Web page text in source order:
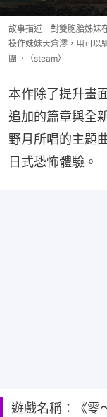
故事描述一對雙胞胎姊妹
操作妹妹天倉澪，用可以
團。（steam）
本作除了提升畫
追加的篇章與全
野月所唱的主題
日式恐怖體驗。
遊戲名稱：《零